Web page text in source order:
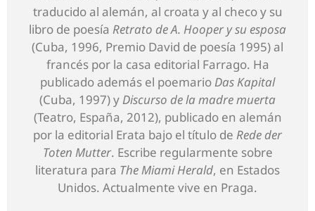
traducido al alemán, al croata y al checo y su
libro de poesía Retrato de A. Hooper y su esposa
(Cuba, 1996, Premio David de poesía 1995) al
francés por la casa editorial Farrago. Ha
publicado además el poemarioDas Kapital
(Cuba, 1997) yDiscurso de la madre muerta
(Teatro, España, 2012), publicado en alemán
por la editorial Erata bajo el título de Rede der
Toten Mutter. Escribe regularmente sobre
literatura para The Miami Herald, en Estados
Unidos. Actualmente vive en Praga.